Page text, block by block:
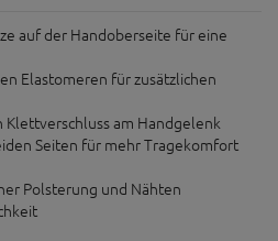
auf der Handoberseite für eine
Elastomeren für zusätzlichen
am Handgelenk
Seiten für mehr Tragekomfort
Polsterung und Nähten